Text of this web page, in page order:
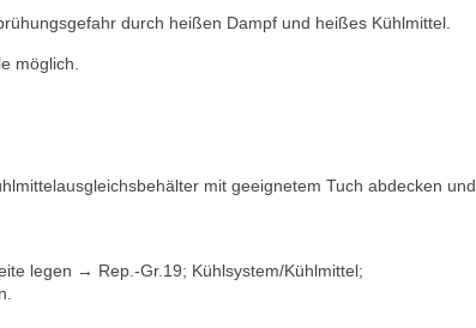
durch heißen Dampf und heißes Kühlmittel.
möglich.
mit geeignetem Tuch abdecken und
legen → Rep.-Gr.19; Kühlsystem/Kühlmittel;